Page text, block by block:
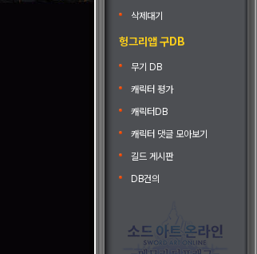
삭제대기
헝그리앱 구DB
무기 DB
캐릭터 평가
캐릭터DB
캐릭터 댓글 모아보기
길드 게시판
DB건의